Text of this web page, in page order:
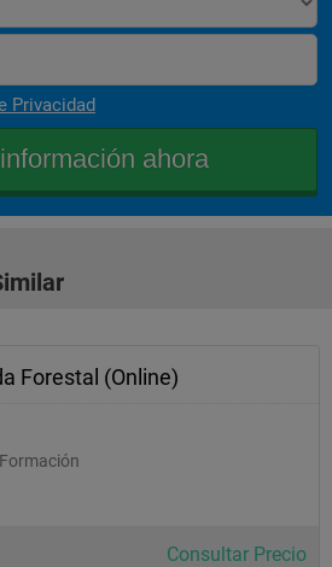
Privacidad
Forestal (Online)
Consultar Precio